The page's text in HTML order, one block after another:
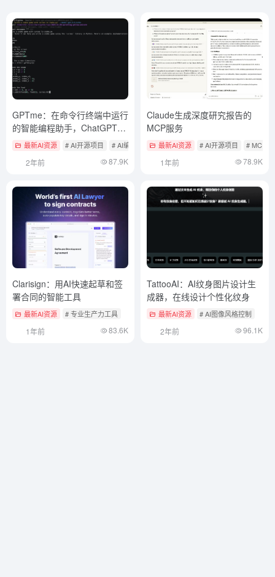
GPTme：在命令行终端中运行
的智能编程助手，ChatGPT代
码解释器的本地化替代方案
最新AI资源 # AI开源项目 # AI编程
2年前 87.9K
Claude生成深度研究报告的
MCP服务
最新AI资源 # AI开源项目 # MCP服
1年前 78.9K
Clarisign：用AI快速起草和签
署合同的智能工具
最新AI资源 # 专业生产力工具
1年前 83.6K
TattooAI：AI纹身图片设计生
成器，在线设计个性化纹身
最新AI资源 # AI图像风格控制
2年前 96.1K